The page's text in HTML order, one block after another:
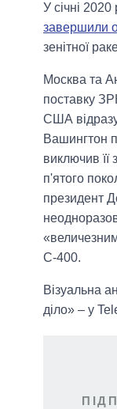
У січні 2020
завершили
зенітної
Москва та
поставку
США
Вашингтон
виключив
п'ятого
президент
С-400.
Візуальна
діло» – у